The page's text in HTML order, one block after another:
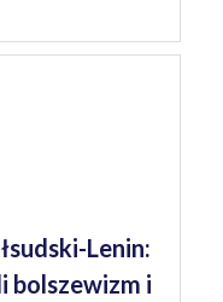
Lenin:
bolszewizm i